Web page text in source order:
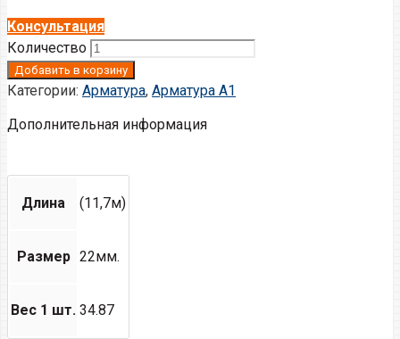
Консультация
Количество
Добавить в корзину
Категории: Арматура, Арматура А1
Дополнительная информация
Длина (11,7м)
Размер 22мм.
Вес 1 шт. 34.87